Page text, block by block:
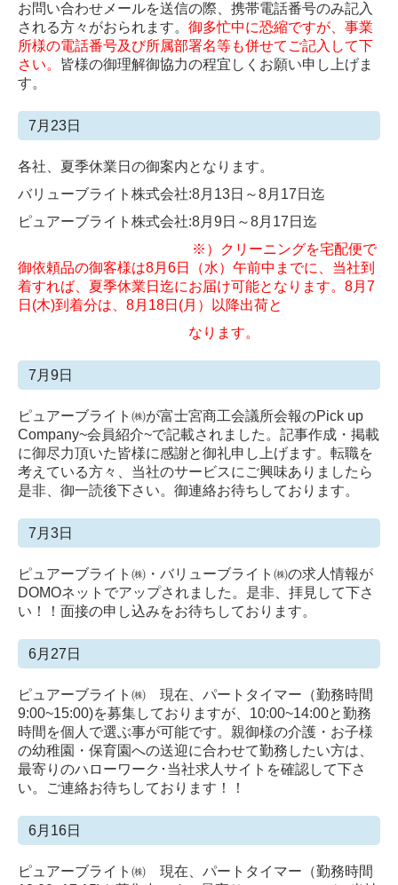
お問い合わせメールを送信の際、携帯電話番号のみ記入
される方々がおられます。 御多忙中に恐縮ですが、事業
所様の電話番号及び所属部署名等も併せてご記入して下
さい。 皆様の御理解御協力の程宜しくお願い申し上げま
す。
7月23日
各社、夏季休業日の御案内となります。
バリューブライト株式会社:8月13日～8月17日迄
ピュアーブライト株式会社:8月9日～8月17日迄
※）クリーニングを宅配便で
御依頼品の御客様は8月6日（水）午前中までに、当社到
着すれば、夏季休業日迄にお届け可能となります。8月7
日(木)到着分は、8月18日(月）以降出荷と
なります。
7月9日
ピュアーブライト㈱が富士宮商工会議所会報のPick up
Company~会員紹介~で記載されました。記事作成・掲載
に御尽力頂いた皆様に感謝と御礼申し上げます。転職を
考えている方々、当社のサービスにご興味ありましたら
是非、御一読後下さい。御連絡お待ちしております。
7月3日
ピュアーブライト㈱・バリューブライト㈱の求人情報が
DOMOネットでアップされました。是非、拝見して下さ
い！！面接の申し込みをお待ちしております。
6月27日
ピュアーブライト㈱ 現在、パートタイマー（勤務時間
9:00~15:00)を募集しておりますが、10:00~14:00と勤務
時間を個人で選ぶ事が可能です。親御様の介護・お子様
の幼稚園・保育園への送迎に合わせて勤務したい方は、
最寄りのハローワーク･当社求人サイトを確認して下さ
い。ご連絡お待ちしております！！
6月16日
ピュアーブライト㈱ 現在、パートタイマー（勤務時間